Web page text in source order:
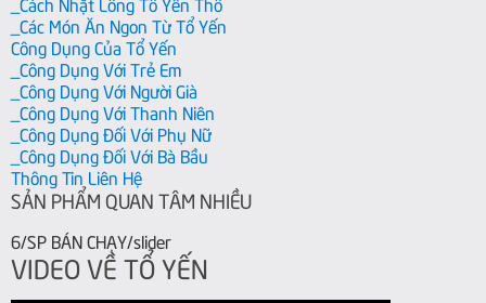
_Các Món Ăn Ngon Từ Tổ Yến
Công Dụng Của Tổ Yến
_Công Dụng Với Trẻ Em
_Công Dụng Với Người Già
_Công Dụng Với Thanh Niên
_Công Dụng Đối Với Phụ Nữ
_Công Dụng Đối Với Bà Bầu
Thông Tin Liên Hệ
SẢN PHẨM QUAN TÂM NHIỀU
6/SP BÁN CHẠY/slider
VIDEO VỀ TỔ YẾN